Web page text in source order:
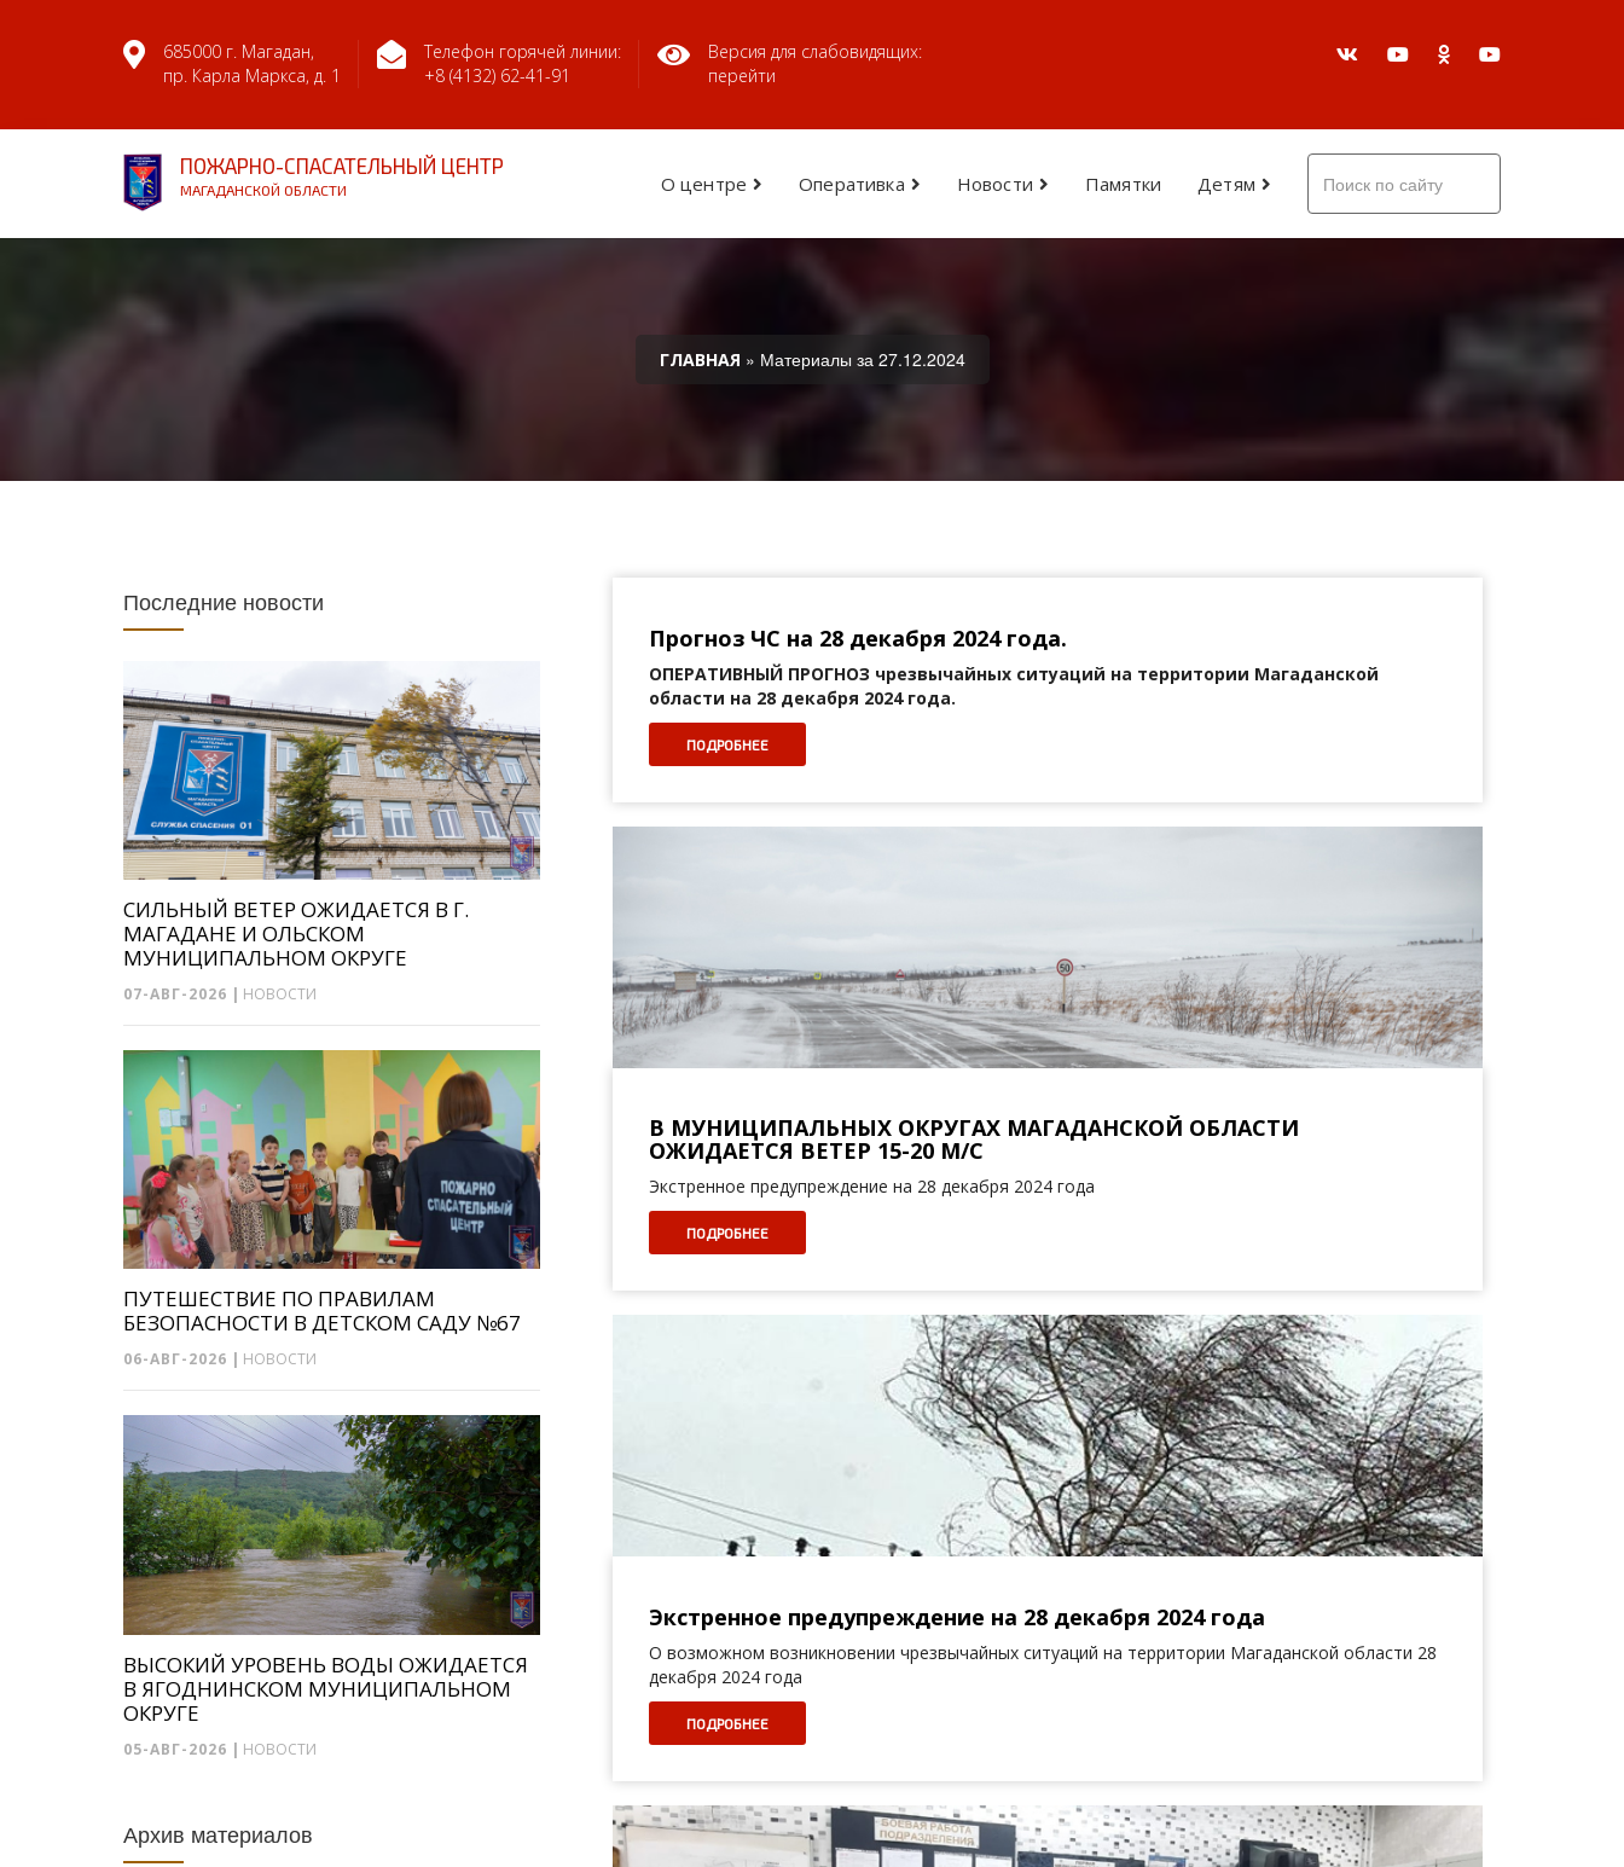
685000 г. Магадан,
пр. Карла Маркса, д. 1
Телефон горячей линии:
+8 (4132) 62-41-91
Версия для слабовидящих:
перейти
ПОЖАРНО-СПАСАТЕЛЬНЫЙ ЦЕНТР
МАГАДАНСКОЙ ОБЛАСТИ О центре Оперативка Новости Памятки Детям
ГЛАВНАЯ » Материалы за 27.12.2024
Прогноз ЧС на 28 декабря 2024 года.
ОПЕРАТИВНЫЙ ПРОГНОЗ чрезвычайных ситуаций на территории Магаданской
области на 28 декабря 2024 года.
ПОДРОБНЕЕ
В МУНИЦИПАЛЬНЫХ ОКРУГАХ МАГАДАНСКОЙ ОБЛАСТИ
ОЖИДАЕТСЯ ВЕТЕР 15-20 М/С
Экстренное предупреждение на 28 декабря 2024 года
ПОДРОБНЕЕ
Экстренное предупреждение на 28 декабря 2024 года
О возможном возникновении чрезвычайных ситуаций на территории Магаданской области 28
декабря 2024 года
ПОДРОБНЕЕ
Последние новости
СИЛЬНЫЙ ВЕТЕР ОЖИДАЕТСЯ В Г.
МАГАДАНЕ И ОЛЬСКОМ
МУНИЦИПАЛЬНОМ ОКРУГЕ
07-АВГ-2026 | НОВОСТИ
ПУТЕШЕСТВИЕ ПО ПРАВИЛАМ
БЕЗОПАСНОСТИ В ДЕТСКОМ САДУ №67
06-АВГ-2026 НОВОСТИ
ВЫСОКИЙ УРОВЕНЬ ВОДЫ ОЖИДАЕТСЯ
В ЯГОДНИНСКОМ МУНИЦИПАЛЬНОМ
ОКРУГЕ
05-АВГ-2026 | НОВОСТИ
Архив материалов